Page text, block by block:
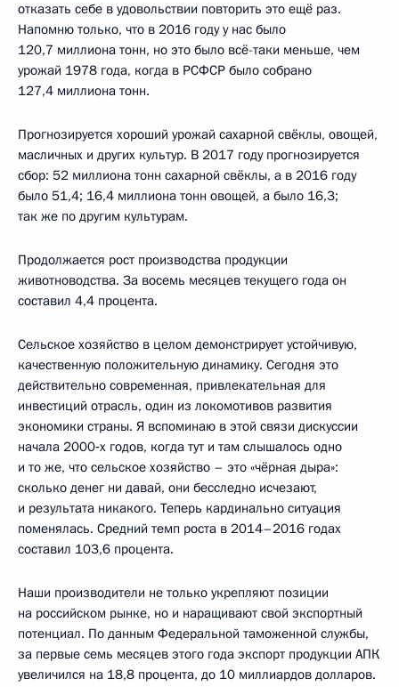
отказать себе в удовольствии повторить это ещё раз.
Напомню только, что в 2016 году у нас было
120,7 миллиона тонн, но это было всё-таки меньше, чем
урожай 1978 года, когда в РСФСР было собрано
127,4 миллиона тонн.
Прогнозируется хороший урожай сахарной свёклы, овощей,
масличных и других культур. В 2017 году прогнозируется
сбор: 52 миллиона тонн сахарной свёклы, а в 2016 году
было 51,4; 16,4 миллиона тонн овощей, а было 16,3;
так же по другим культурам.
Продолжается рост производства продукции
животноводства. За восемь месяцев текущего года он
составил 4,4 процента.
Сельское хозяйство в целом демонстрирует устойчивую,
качественную положительную динамику. Сегодня это
действительно современная, привлекательная для
инвестиций отрасль, один из локомотивов развития
экономики страны. Я вспоминаю в этой связи дискуссии
начала 2000‑х годов, когда тут и там слышалось одно
и то же, что сельское хозяйство – это «чёрная дыра»:
сколько денег ни давай, они бесследно исчезают,
и результата никакого. Теперь кардинально ситуация
поменялась. Средний темп роста в 2014–2016 годах
составил 103,6 процента.
Наши производители не только укрепляют позиции
на российском рынке, но и наращивают свой экспортный
потенциал. По данным Федеральной таможенной службы,
за первые семь месяцев этого года экспорт продукции АПК
увеличился на 18,8 процента, до 10 миллиардов долларов.